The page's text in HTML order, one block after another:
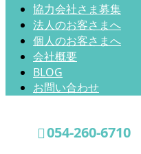
協力会社さま募集
法人のお客さまへ
個人のお客さまへ
会社概要
BLOG
お問い合わせ
054-260-6710